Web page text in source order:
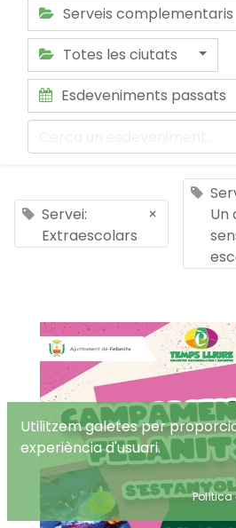
Serveis complementaris
Totes les ciutats
Esdeveniments passats
Servei:
Extraescolars
×
Un
Utilitzem galetes per
experiència d'usuari.
Política